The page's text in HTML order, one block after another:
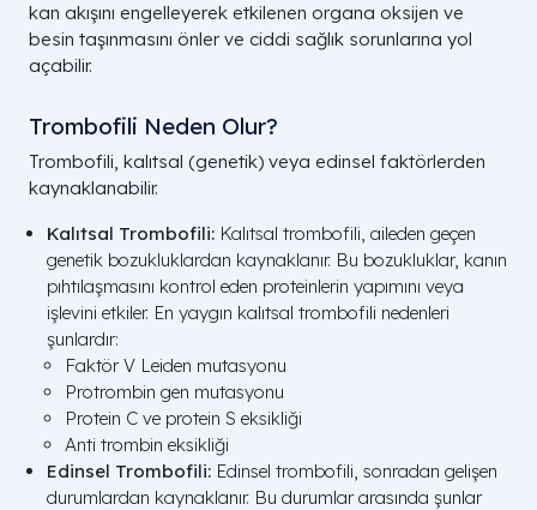
kan akışını engelleyerek etkilenen organa oksijen ve
besin taşınmasını önler ve ciddi sağlık sorunlarına yol
açabilir.
Trombofili Neden Olur?
Trombofili, kalıtsal (genetik) veya edinsel faktörlerden
kaynaklanabilir.
Kalıtsal Trombofili: Kalıtsal trombofili, aileden geçen
genetik bozukluklardan kaynaklanır. Bu bozukluklar, kanın
pıhtılaşmasını kontrol eden proteinlerin yapımını veya
işlevini etkiler. En yaygın kalıtsal trombofili nedenleri
şunlardır:
Faktör V Leiden mutasyonu
Protrombin gen mutasyonu
Protein C ve protein S eksikliği
Anti trombin eksikliği
Edinsel Trombofili: Edinsel trombofili, sonradan gelişen
durumlardan kaynaklanır. Bu durumlar arasında şunlar